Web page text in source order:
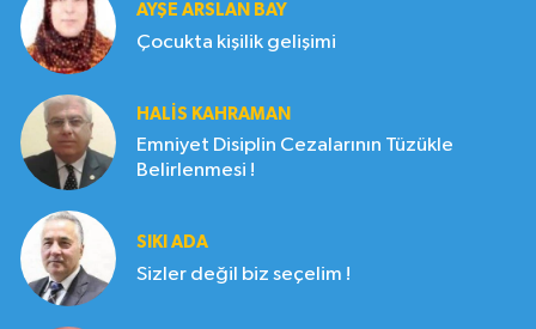
AYŞE ARSLAN BAY
Çocukta kişilik gelişimi
HALIS KAHRAMAN
Emniyet Disiplin Cezalarının Tüzükle
Belirlenmesi !
SIKI ADA
Sizler değil biz seçelim !